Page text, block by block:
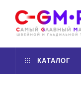
КАТАЛОГ